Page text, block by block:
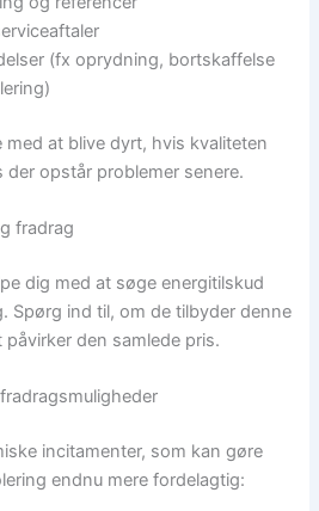
(fx oprydning, bortskaffelse
med at blive dyrt, hvis kvaliteten
der opstår problemer senere.
fradrag
dig med at søge energitilskud
Spørg ind til, om de tilbyder denne
den samlede pris.
incitamenter, som kan gøre
endnu mere fordelagtig: